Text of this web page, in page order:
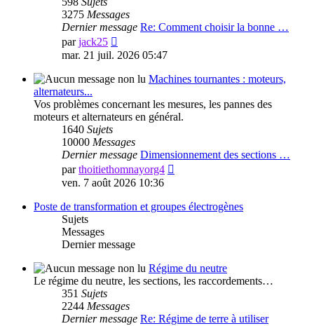
3275 Messages
Dernier message Re: Comment choisir la bonne …
parjack25
le
message
mar. 21 juil. 2026 05:47
Machines tournantes : moteurs,
alternateurs...
Vos problèmes concernant les mesures, les pannes des
moteurs et alternateurs en général.
1640 Sujets
10000 Messages
Dernier message Dimensionnement des sections …
parthoitiethomnayorg4
message
ven. 7 août 2026 10:36
Poste de transformation et groupes électrogènes
Sujets
Messages
Dernier message
Régime du neutre
Le régime du neutre, les sections, les raccordements…
351 Sujets
2244 Messages
Dernier message Re: Régime de terre à utiliser